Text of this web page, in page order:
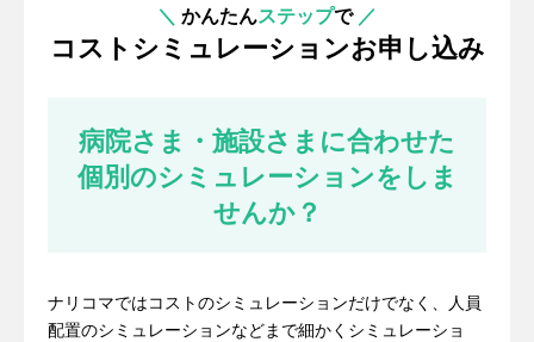
＼ かんたんステップで ／
コストシミュレーションお申し込み
病院さま・施設さまに合わせた
個別のシミュレーションをしま
せんか？
ナリコマではコストのシミュレーションだけでなく、人員
配置のシミュレーションなどまで細かくシミュレーショ